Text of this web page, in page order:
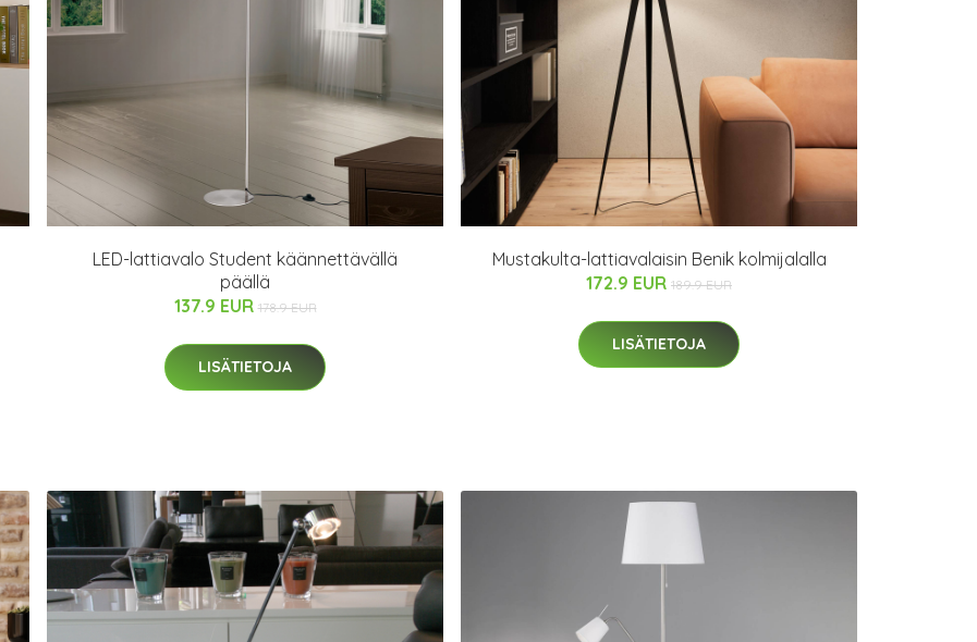
LED-lattiavalo Student käännettävällä
päällä
137.9 EUR 178.9 EUR
LISÄTIETOJA
Mustakulta-lattiavalaisin Benik kolmijalalla
172.9 EUR 189.9 EUR
LISÄTIETOJA